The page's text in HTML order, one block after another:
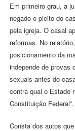
Em primeiro grau, a
negado o pleito do
pela igreja. O casal
reformas. No
posicionamento da
independe de provas
sexuais antes do
contra qual o Estado
Constituição Federal”.
Consta dos autos